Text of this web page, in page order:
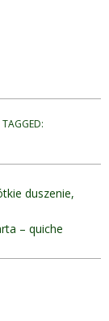
TAGGED:
duszenie,
– quiche